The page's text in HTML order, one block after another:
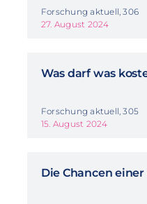
Forschung aktuell, 306
27. August 2024
Was darf was
Forschung aktuell, 305
15. August 2024
Die Chancen